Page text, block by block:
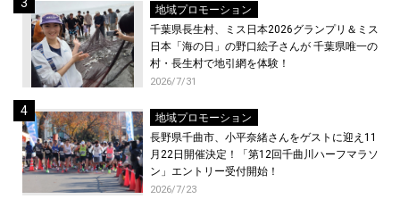
地域プロモーション
千葉県長生村、ミス日本2026グランプリ＆ミス
日本「海の日」の野口絵子さんが 千葉県唯一の
村・長生村で地引網を体験！
2026/7/31
地域プロモーション
長野県千曲市、小平奈緒さんをゲストに迎え11
月22日開催決定！「第12回千曲川ハーフマラソ
ン」エントリー受付開始！
2026/7/23